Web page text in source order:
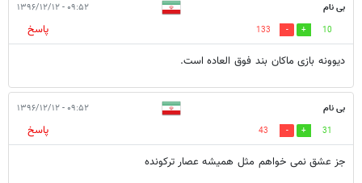
بی نام ۰۹:۵۲ - ۱۳۹۶/۱۲/۱۲
10
133
پاسخ
دیوونه بازی ماکان بند فوق العاده است.
بی نام ۰۹:۵۲ - ۱۳۹۶/۱۲/۱۲
31
43
پاسخ
جز عشق نمی خواهم مثل همیشه عصار ترکونده